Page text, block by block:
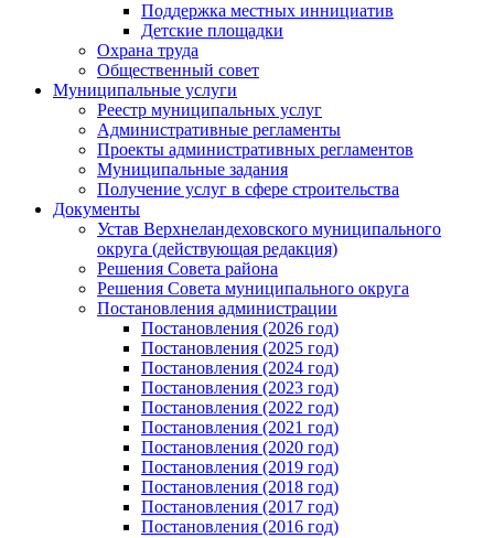
Поддержка местных иннициатив
Детские площадки
Охрана труда
Общественный совет
Муниципальные услуги
Реестр муниципальных услуг
Административные регламенты
Проекты административных регламентов
Муниципальные задания
Получение услуг в сфере строительства
Документы
Устав Верхнеландеховского муниципального
округа (действующая редакция)
Решения Совета района
Решения Совета муниципального округа
Постановления администрации
Постановления (2026 год)
Постановления (2025 год)
Постановления (2024 год)
Постановления (2023 год)
Постановления (2022 год)
Постановления (2021 год)
Постановления (2020 год)
Постановления (2019 год)
Постановления (2018 год)
Постановления (2017 год)
Постановления (2016 год)